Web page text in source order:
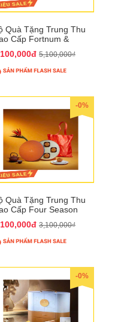
Quà Tặng Trung Thu
Cấp Fortnum &
5,100,000₫
-0%
Quà Tặng Trung Thu
Cấp Four Season
3,100,000₫
-0%